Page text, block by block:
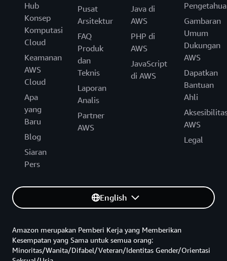
Hub
Konsep
Komputasi
Cloud
Keamanan
AWS
Cloud
Apa
yang
Baru
Blog
Siaran
Pers
Pusat
Arsitektur
FAQ
Produk
dan
Teknis
Laporan
Analis
Partner
AWS
Java di
AWS
PHP di
AWS
JavaScript
di AWS
Gambaran
Umum
Dukungan
AWS
Dapatkan
Bantuan
Ahli
AWS
Legal
English
Amazon merupakan Pemberi Kerja yang Memberikan
Kesempatan yang Sama untuk semua orang:
Minoritas/Wanita/Difabel/Veteran/Identitas Gender/Orientasi